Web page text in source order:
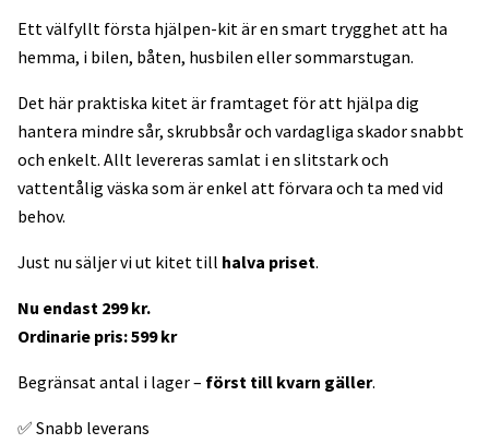
Ett välfyllt första hjälpen-kit är en smart trygghet att ha
hemma, i bilen, båten, husbilen eller sommarstugan.
Det här praktiska kitet är framtaget för att hjälpa dig
hantera mindre sår, skrubbsår och vardagliga skador snabbt
och enkelt. Allt levereras samlat i en slitstark och
vattentålig väska som är enkel att förvara och ta med vid
behov.
Just nu säljer vi ut kitet till halva priset.
Nu endast 299 kr.
Ordinarie pris: 599 kr
Begränsat antal i lager – först till kvarn gäller.
✅ Snabb leverans